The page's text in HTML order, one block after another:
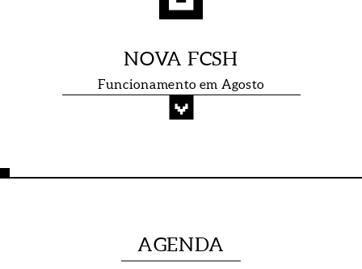
NOVA FCSH
Funcionamento em Agosto
GRUPOS DE
INVESTIGAÇÃO
AGENDA